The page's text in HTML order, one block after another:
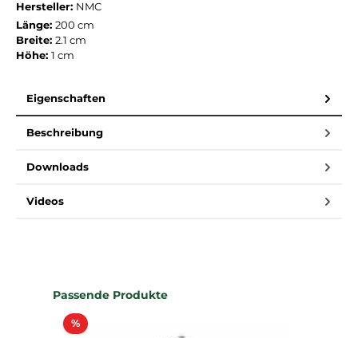
Hersteller: NMC
Länge: 200 cm
Breite: 2.1 cm
Höhe: 1 cm
Eigenschaften
Beschreibung
Downloads
Videos
Produktgalerie überspringen
Passende Produkte
%Rabatt